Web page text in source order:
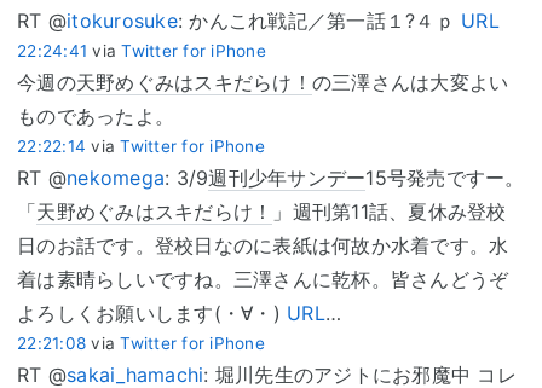
RT @itokurosuke: かんこれ戦記／第一話１?４ｐ URL
22:24:41 viaTwitter for iPhone
今週の天野めぐみはスキだらけ！ の三澤さんは大変よい
ものであったよ。
22:22:14 viaTwitter for iPhone
RT @nekomega: 3/9週刊少年サンデー15号発売ですー。
「天野めぐみはスキだらけ！
」週刊第11話、夏休み登校
日のお話です。登校日なのに表紙は何故か水着です。水
着は素晴らしいですね。三澤さんに乾杯。皆さんどうぞ
よろしくお願いします(・∀・) URL…
22:21:08 viaTwitter for iPhone
RT @sakai_hamachi: 堀川先生のアジトにお邪魔中 コレ